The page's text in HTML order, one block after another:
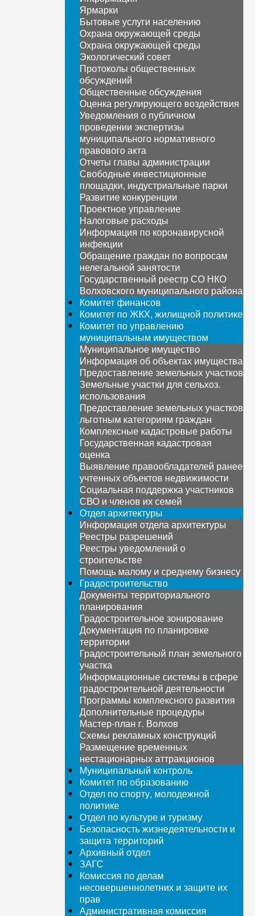
Ярмарки
Бытовые услуги населению
Охрана окружающей среды
Охрана окружающей среды
Экологический совет
Протоколы общественных
обсуждений
Общественные обсуждения
Оценка регулирующего воздействия
Уведомления о публичном
проведении экспертизы
муниципального нормативного
правового акта
Отчеты главы администрации
Свободные инвестиционные
площадки, индустриальные парки
Развитие конкуренции
Проектное управление
Налоговые расходы
Информация по коронавирусной
инфекции
Обращение граждан по вопросам
нелегальной занятости
Государственный реестр СО НКО
Волховского муниципального района
Комитет финансов
Комитет по ЖКХ, жилищной политике
Комитет по управлению
муниципальным имуществом
Муниципальное имущество
Информация об объектах имущества
Предоставление земельных участков
Земельные участки для сельхоз.
использования
Предоставление земельных участков
льготным категориям граждан
Комплексные кадастровые работы
Государственная кадастровая
оценка
Выявление правообладателей ранее
учтенных объектов недвижимости
Социальная поддержка участников
СВО и членов их семей
Отдел архитектуры
Информация отдела архитектуры
Реестры разрешений
Реестры уведомлений о
строительстве
Помощь малому и среднему бизнесу
Градостроительство
Документы территориального
планирования
Градостроительное зонирование
Документация по планировке
территории
Градостроительный план земельного
участка
Информационные системы в сфере
градостроительной деятельности
Программы комплексного развития
Дополнительные процедуры
Мастер-план г. Волхов
Схемы рекламных конструкций
Размещение временных
нестационарных аттракционов
Муниципальный контроль
Комитет по образованию
Отдел по спорту, молодежной
политике
Отдел по культуре и туризму
Безопасность жизнедеятельности и
защита территорий
Архивный отдел
ЗАГС
Комиссия по делам
несовершеннолетних и защите их
прав
Административная комиссия